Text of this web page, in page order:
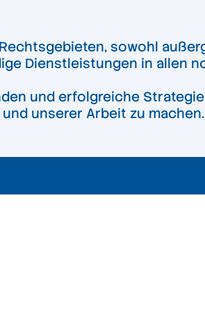
sowohl
Dienstleistungen in allen
und erfolgreiche
unserer Arbeit zu machen.